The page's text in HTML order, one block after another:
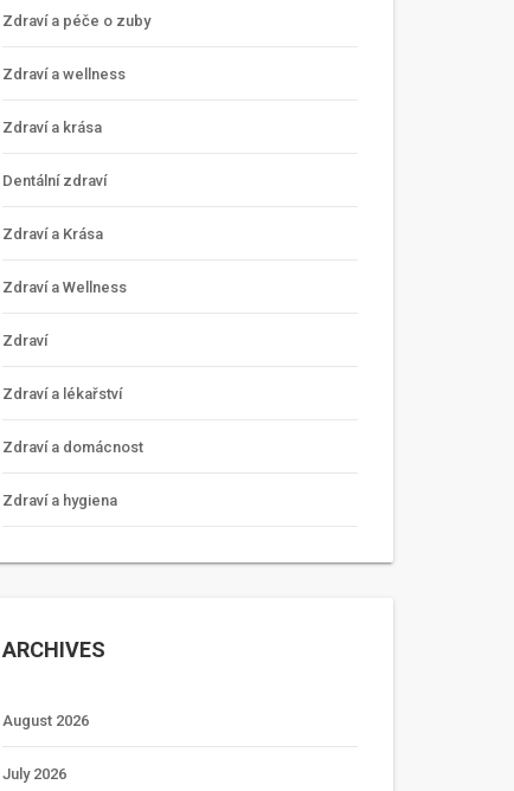
Zdraví a péče o zuby
Zdraví a wellness
Zdraví a krása
Dentální zdraví
Zdraví a Krása
Zdraví a Wellness
Zdraví
Zdraví a lékařství
Zdraví a domácnost
Zdraví a hygiena
ARCHIVES
August 2026
July 2026